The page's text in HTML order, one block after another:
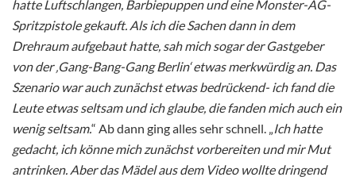
hatte Luftschlangen, Barbiepuppen und eine Monster-AG-
Spritzpistole gekauft. Als ich die Sachen dann in dem
Drehraum aufgebaut hatte, sah mich sogar der Gastgeber
von der ‚Gang-Bang-Gang Berlin‘ etwas merkwürdig an. Das
Szenario war auch zunächst etwas bedrückend- ich fand die
Leute etwas seltsam und ich glaube, die fanden mich auch ein
wenig seltsam.“ Ab dann ging alles sehr schnell. „Ich hatte
gedacht, ich könne mich zunächst vorbereiten und mir Mut
antrinken. Aber das Mädel aus dem Video wollte dringend